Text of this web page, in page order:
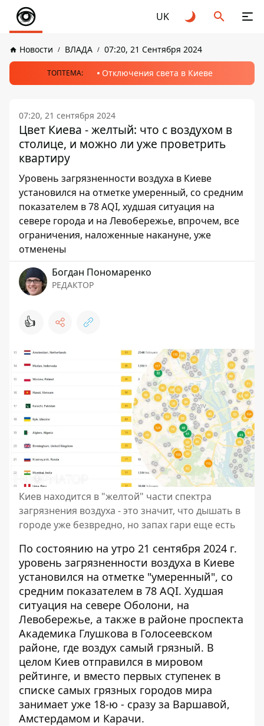
UK
Новости ВЛАДА 07:20, 21 Сентября 2024
ТОПТЕМА: Отключения света в Киеве
07:20, 21 сентября 2024
Цвет Киева - желтый: что с воздухом в
столице, и можно ли уже проветрить
квартиру
Уровень загрязненности воздуха в Киеве
установился на отметке умеренный, со средним
показателем в 78 AQI, худшая ситуация на
севере города и на Левобережье, впрочем, все
ограничения, наложенные накануне, уже
отменены
Богдан Пономаренко
РЕДАКТОР
👍
Киев находится в "желтой" части спектра
загрязнения воздуха - это значит, что дышать в
городе уже безвредно, но запах гари еще есть
По состоянию на утро 21 сентября 2024 г.
уровень загрязненности воздуха в Киеве
установился на отметке "умеренный", со
средним показателем в 78 AQI. Худшая
ситуация на севере Оболони, на
Левобережье, а также в районе проспекта
Академика Глушкова в Голосеевском
районе, где воздух самый грязный. В
целом Киев отправился в мировом
рейтинге, и вместо первых ступенек в
списке самых грязных городов мира
занимает уже 18-ю - сразу за Варшавой,
Амстердамом и Карачи.